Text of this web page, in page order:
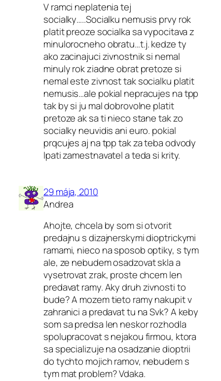
V ramci neplatenia tej
socialky…..Socialku nemusis prvy rok
platit preoze socialka sa vypocitava z
minulorocneho obratu…t.j. kedze ty
ako zacinajuci zivnostnik si nemal
minuly rok ziadne obrat pretoze si
nemal este zivnost tak socialku platit
nemusis…ale pokial nepracujes na tpp
tak by si ju mal dobrovolne platit
pretoze ak sa ti nieco stane tak zo
socialky neuvidis ani euro. pokial
prqcujes aj na tpp tak za teba odvody
lpati zamestnavatel a teda si krity.
29 mája, 2010
Andrea
Ahojte, chcela by som si otvorit
predajnu s dizajnerskymi dioptrickymi
ramami, nieco na sposob optiky, s tym
ale, ze nebudem osadzovat skla a
vysetrovat zrak, proste chcem len
predavat ramy. Aky druh zivnosti to
bude? A mozem tieto ramy nakupit v
zahranici a predavat tu na Svk? A keby
som sa predsa len neskor rozhodla
spolupracovat s nejakou firmou, ktora
sa specializuje na osadzanie dioptrii
do tychto mojich ramov, nebudem s
tym mat problem? Vdaka.